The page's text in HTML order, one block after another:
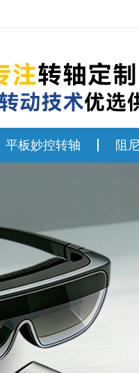
平板妙控转轴 阻